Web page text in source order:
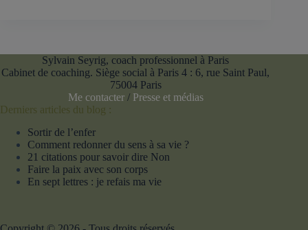
Sylvain Seyrig, coach professionnel à Paris
Cabinet de coaching. Siège social à Paris 4 : 6, rue Saint Paul,
75004 Paris
Me contacter/ Presse et médias
Derniers articles du blog :
Sortir de l’enfer
Comment redonner du sens à sa vie ?
21 citations pour savoir dire Non
Faire la paix avec son corps
En sept lettres : je refais ma vie